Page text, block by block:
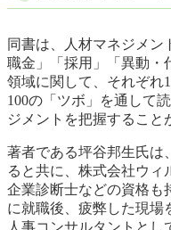
同書は、人材マネジメン
職金」「採用」「異動・
領域に関して、それぞれ
100の「ツボ」を通して
ジメントを把握すること
著者である坪谷邦生氏は
ると共に、株式会社ウィ
企業診断士などの資格も
に就職後、疲弊した現場